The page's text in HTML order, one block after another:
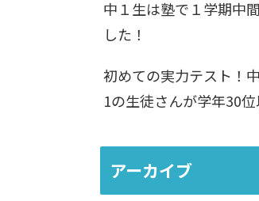
中１生は塾で１学期中
した！
初めての実力テスト！
1の生徒さんが学年30位
アーカイブ